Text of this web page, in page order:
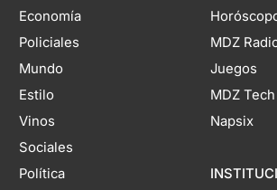
Economía
Policiales
Mundo
Estilo
Vinos
Sociales
Política
MDZ
Juegos
MDZ Tech
Napsix